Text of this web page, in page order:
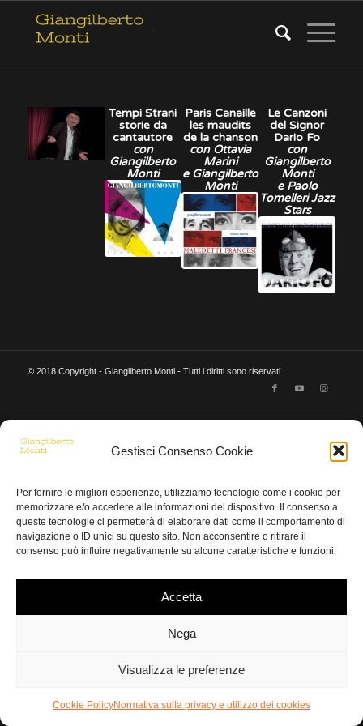
Gestisci Consenso Cookie
Per fornire le migliori esperienze, utilizziamo tecnologie come i cookie per
memorizzare e/o accedere alle informazioni del dispositivo. Il consenso a
queste tecnologie ci permetterà di elaborare dati come il comportamento di
navigazione o ID unici su questo sito. Non acconsentire o ritirare il
consenso può influire negativamente su alcune caratteristiche e funzioni.
Accetta
Nega
Visualizza le preferenze
Cookie PolicyNormativa sulla privacy e utilizzo dei cookies
Tempi Strani
storie da
cantautore
con
Giangilberto
Monti
Paris Canaille
les maudits
de la chanson
con Ottavia
Marini
e Giangilberto
Monti
Le Canzoni
del Signor
Dario Fo
con
Giangilberto
Monti
e Paolo
Tomelleri Jazz
Stars
© 2018 Copyright - Giangilberto Monti - Tutti i diritti sono riservati